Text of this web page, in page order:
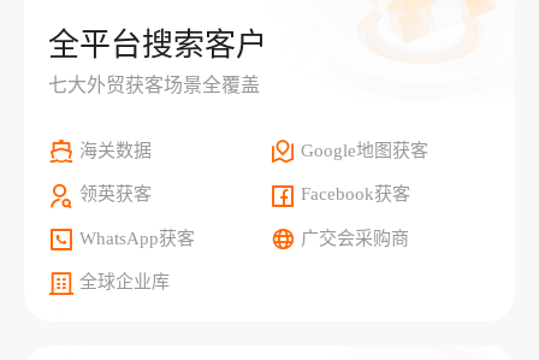
全平台搜索客户
七大外贸获客场景全覆盖
海关数据 Google地图获客
领英获客 Facebook获客
WhatsApp获客 广交会采购商
全球企业库